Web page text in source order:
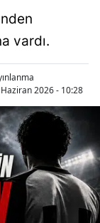
vardı.
2026 - 10:28